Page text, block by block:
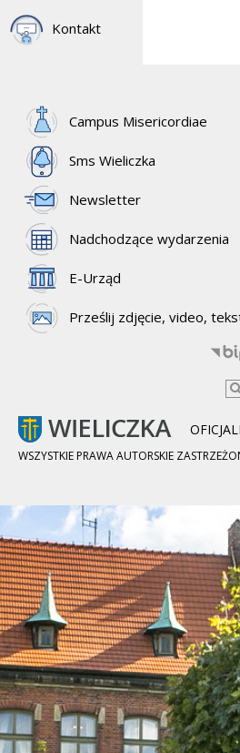
Kontakt
Campus Misericordiae
Sms Wieliczka
Newsletter
Nadchodzące wydarzenia
E-Urząd
Prześlij zdjęcie, video,
WSZYSTKIE PRAWA AUTORSKIE